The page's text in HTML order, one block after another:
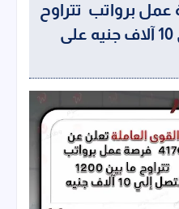
4176 فرصة عمل برواتب تتراوح
ما بين 1200 لتصل إلي 10 آلاف جنيه على